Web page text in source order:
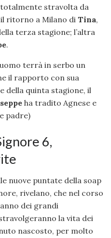
stravolta da
ritorno a Milano di Tina,
terza stagione; l’altra
.
terrà in serbo un
il rapporto con sua
della quinta stagione, il
ha tradito Agnese e
padre)
6,
nuove puntate della soap
rivelano, che nel corso
dei grandi
la vita dei
nascosto, per molto